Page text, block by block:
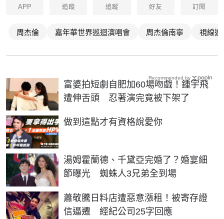
APP 追蹤 追蹤 好友 訂閱
周杰倫 嘉年華世界巡迴演唱會 周杰倫南寧 視線遮
富婆拍短劇自肥加60場吻戲！鍾宇飛
遭伸舌頭 忍著演完竟被下架了
做到這點才有資格說愛你
PR
湯姆霍蘭德、千黛亞完婚了？婚宴細
節曝光 蜘蛛人3兄弟全到場
蕭敬騰日料店遭惡意漲租！被寄存證
信逼遷 經紀公司25字回應
Recommended by